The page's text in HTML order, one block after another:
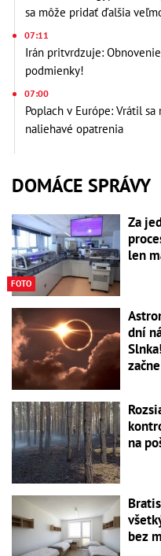
sa môže pridať ďalšia
07:11
Irán pritvrdzuje:
podmienky!
07:00
Poplach v Európe: Vrátil
naliehavé opatrenia
DOMÁCE SPRÁVY
FOTO
Za
len
dní
začne
na
bez